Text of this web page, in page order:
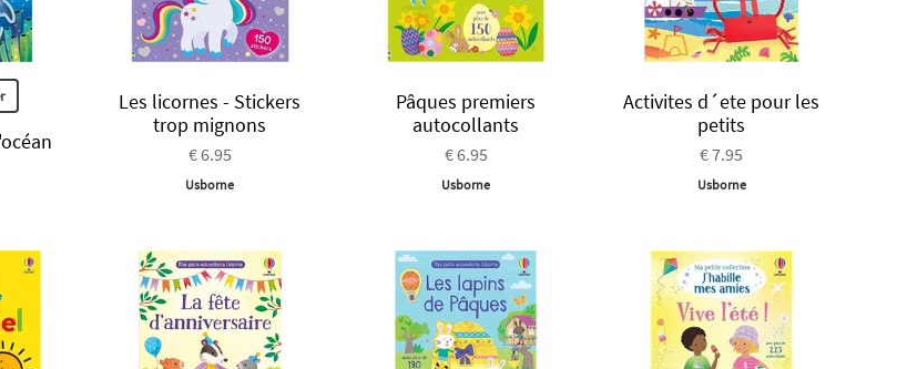
Les licornes - Stickers
trop mignons
€ 6.95
Usborne
Pâques premiers
autocollants
€ 6.95
Usborne
Activites d´ete pour les
petits
€ 7.95
Usborne